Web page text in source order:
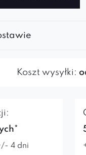
Koszt wysyłki:
4 dni